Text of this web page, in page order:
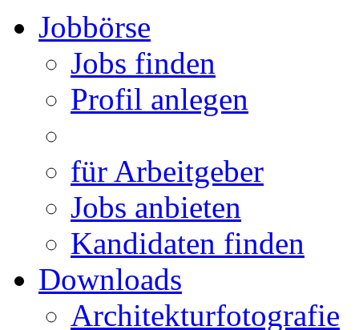
Jobbörse
Jobs finden
Profil anlegen
für Arbeitgeber
Jobs anbieten
Kandidaten finden
Downloads
Architekturfotografie